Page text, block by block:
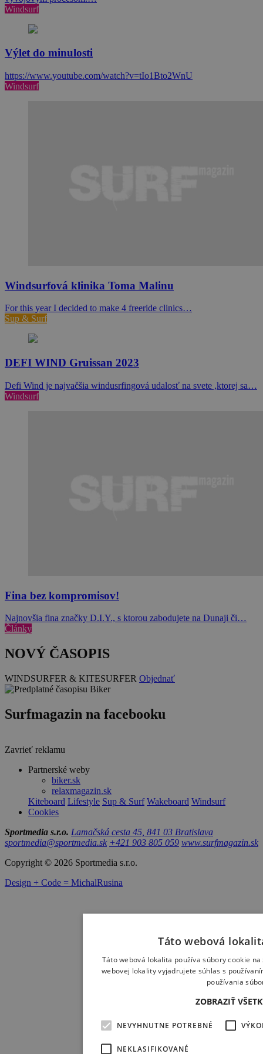
Windsurf
Výlet do minulosti
https://www.youtube.com/watch?v=tIo1Bto2WnU
Windsurf
Windsurfová klinika Toma Malinu
For this year I decided to make 4 freeride clinics…
Sup & Surf
DEFI WIND Gruissan 2023
Defi Wind je najvačšia windusrfingová udalosť na svete ,ktorej sa…
Windsurf
Fina bez kompromisov!
Najnovšia fina značky D.I.Y., s ktorou zabodujete na Dunaji či…
Články
NOVÝ ČASOPIS
WINDSURFER & KITESURFER Objednať
Surfmagazin na facebooku
Zavrieť reklamu
Partnerské weby
biker.sk
relaxmagazin.sk
Kiteboard Lifestyle Sup & Surf Wakeboard Windsurf
Cookies
Sportmedia s.r.o. Lamačská cesta 45, 841 03 Bratislava
sportmedia@sportmedia.sk +421 903 805 059 www.surfmagazin.sk
Copyright © 2026 Sportmedia s.r.o.
Design + Code = MichalRusina
Táto webová
Táto webová lokalita používa súbory cookie
webovej lokality vyjadrujete súhlas s
používania
ZOBRAZIŤ
NEVYHNUTNE POTREBNÉ
NEKLASIFIKOVANÉ